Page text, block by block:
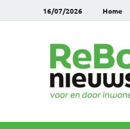
16/07/2026 Home